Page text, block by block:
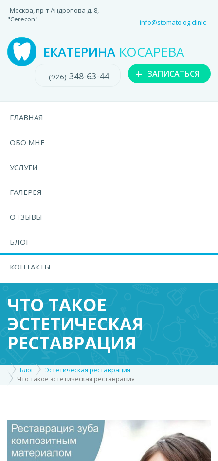
Москва, пр-т Андропова д. 8,
"Cerecon"
info@stomatolog.clinic
ЕКАТЕРИНА КОСАРЕВА
+ ЗАПИСАТЬСЯ
(926) 348-63-44
ГЛАВНАЯ
ОБО МНЕ
УСЛУГИ
ГАЛЕРЕЯ
ОТЗЫВЫ
БЛОГ
КОНТАКТЫ
ЧТО ТАКОЕ
ЭСТЕТИЧЕСКАЯ
РЕСТАВРАЦИЯ
Блог
Эстетическая реставрация
Что такое эстетическая реставрация